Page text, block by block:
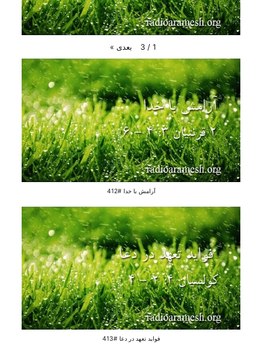
1
/
3 بعدی »
آرامش با خدا #412
فواید تعهد در دعا #413